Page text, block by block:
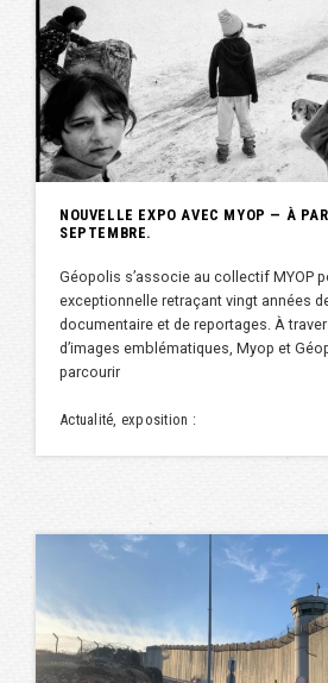
NOUVELLE EXPO AVEC MYOP — À
SEPTEMBRE.
Géopolis s’associe au collectif MYOP
exceptionnelle retraçant vingt années
documentaire et de reportages. À
d’images emblématiques, Myop et
parcourir
Actualité, exposition :